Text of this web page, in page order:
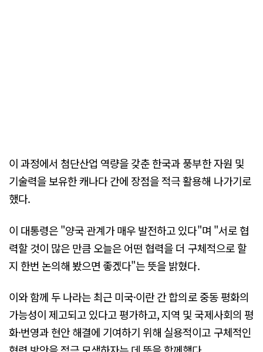
이 과정에서 첨단산업 역량을 갖춘 한국과 풍부한 자원 및
기술력을 보유한 캐나다 간에 장점을 적극 활용해 나가기로
했다.
이 대통령은 "양국 관계가 매우 발전하고 있다"며 "서로 협
력할 것이 많은 만큼 오늘은 어떤 협력을 더 구체적으로 할
지 한번 논의해 봤으면 좋겠다"는 뜻을 밝혔다.
이와 함께 두 나라는 최근 미국·이란 간 합의로 중동 평화의
가능성이 제고되고 있다고 평가하고, 지역 및 국제사회의 평
화·번영과 현안 해결에 기여하기 위해 실용적이고 구체적인